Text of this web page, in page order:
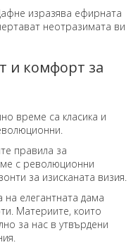
изразява ефирната
неотразимата ви
и комфорт за
време са класика и
правила за
с революционни
за изисканата визия.
елегантната дама
Материите, които
за нас в утвърдени